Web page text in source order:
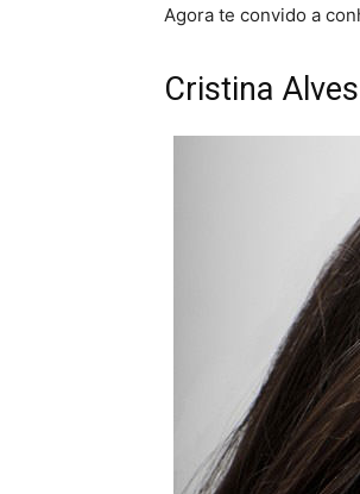
Agora te convido a
Cristina Alves